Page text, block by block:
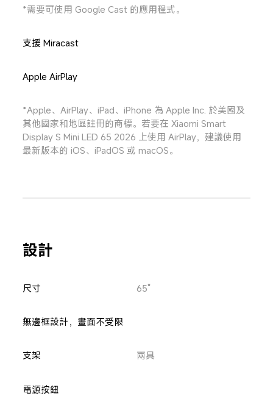
*需要可使用 Google Cast 的應用程式。
支援 Miracast
Apple AirPlay
*Apple、AirPlay、iPad、iPhone 為 Apple Inc. 於美國及
其他國家和地區註冊的商標。若要在 Xiaomi Smart
Display S Mini LED 65 2026 上使用 AirPlay，建議使用
最新版本的 iOS、iPadOS 或 macOS。
設計
尺寸 65"
無邊框設計，畫面不受限
支架 兩具
電源按鈕